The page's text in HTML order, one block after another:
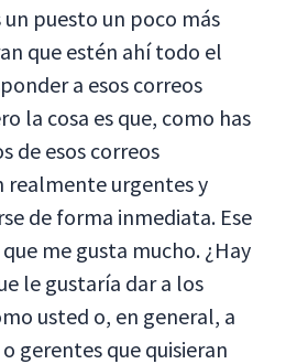
puesto un poco más
que estén ahí todo el
a esos correos
la cosa es que, como has
de esos correos
realmente urgentes y
de forma inmediata. Ese
me gusta mucho. ¿Hay
le gustaría dar a los
usted o, en general, a
gerentes que quisieran